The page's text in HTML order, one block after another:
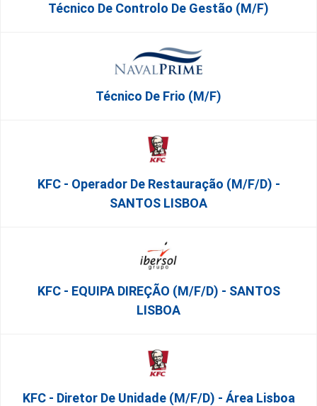
Técnico De Controlo De Gestão (m/f)
Técnico De Frio (m/f)
KFC - Operador De Restauração (m/f/d) -
SANTOS LISBOA
KFC - EQUIPA DIREÇÃO (m/f/d) - SANTOS
LISBOA
KFC - Diretor De Unidade (m/f/d) - Área Lisboa